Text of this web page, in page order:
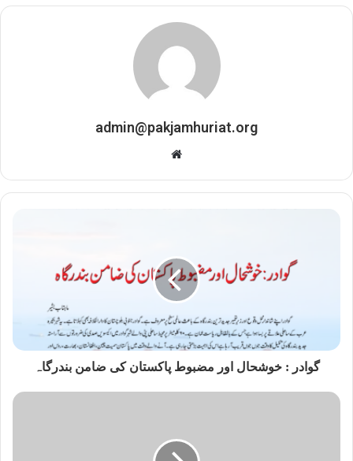
admin@pakjamhuriat.org
Website
گوادر : خوشحال اور مضبوط پاکستان کی ضامن بندرگاہ